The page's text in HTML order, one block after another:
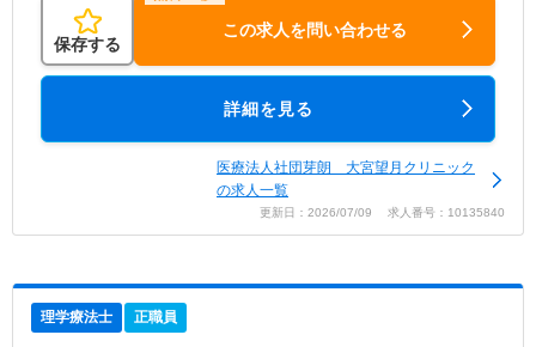
保存する
この求人を問い合わせる
詳細を見る
医療法人社団芽朗 大宮望月クリニック
の求人一覧
更新日：2026/07/09 求人番号：10135840
理学療法士 正職員